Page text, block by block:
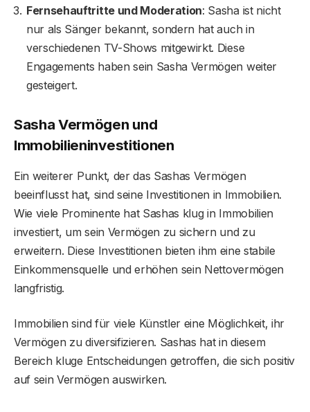
Fernsehauftritte und Moderation: Sasha ist nicht
nur als Sänger bekannt, sondern hat auch in
verschiedenen TV-Shows mitgewirkt. Diese
Engagements haben sein Sasha Vermögen weiter
gesteigert.
Sasha Vermögen und
Immobilieninvestitionen
Ein weiterer Punkt, der das Sashas Vermögen
beeinflusst hat, sind seine Investitionen in Immobilien.
Wie viele Prominente hat Sashas klug in Immobilien
investiert, um sein Vermögen zu sichern und zu
erweitern. Diese Investitionen bieten ihm eine stabile
Einkommensquelle und erhöhen sein Nettovermögen
langfristig.
Immobilien sind für viele Künstler eine Möglichkeit, ihr
Vermögen zu diversifizieren. Sashas hat in diesem
Bereich kluge Entscheidungen getroffen, die sich positiv
auf sein Vermögen auswirken.